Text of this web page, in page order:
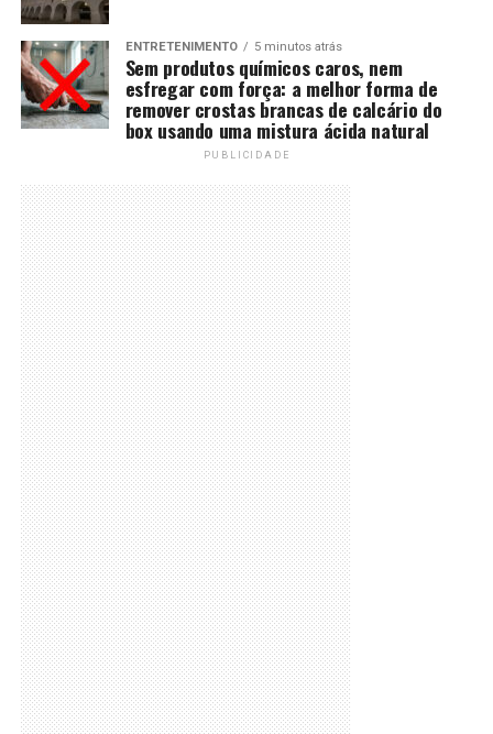
ENTRETENIMENTO 5 minutos atrás
Sem produtos químicos caros, nem
esfregar com força: a melhor forma de
remover crostas brancas de calcário do
box usando uma mistura ácida natural
PUBLICIDADE